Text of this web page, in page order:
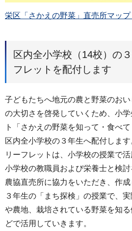
栄区「さかえの野菜」直売所マップ
区内全小学校（14校）の
フレットを配付します
子どもたちへ地元の農と野菜のお
の大切さを啓発していくため、小
ト「さかえの野菜を知って・食べ
区内全小学校の３年生へ配付します
リーフレットは、小学校の授業で
小学校の教職員および栄養士と検
農協直売所に協力をいただき、作成
３年生の「まち探検」の授業で、
や農地、栽培されている野菜を知
どで活用していきます。